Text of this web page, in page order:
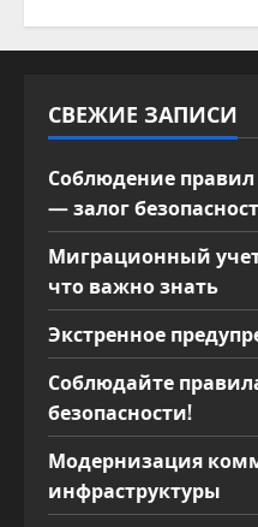
п
и
с
я
м
СВЕЖИЕ ЗАПИСИ
Соблюдение
— залог
Миграционный
что важно знать
Экстренное
Соблюдайте
безопасности!
Модернизация
инфраструктуры